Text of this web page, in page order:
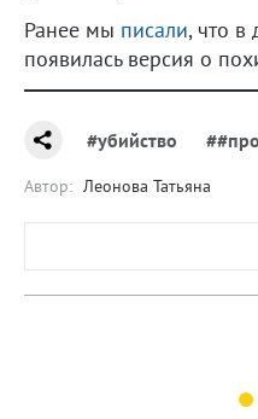
Ранее мы писали, что
появилась версия о
#убийство
Автор: Леонова Татьяна